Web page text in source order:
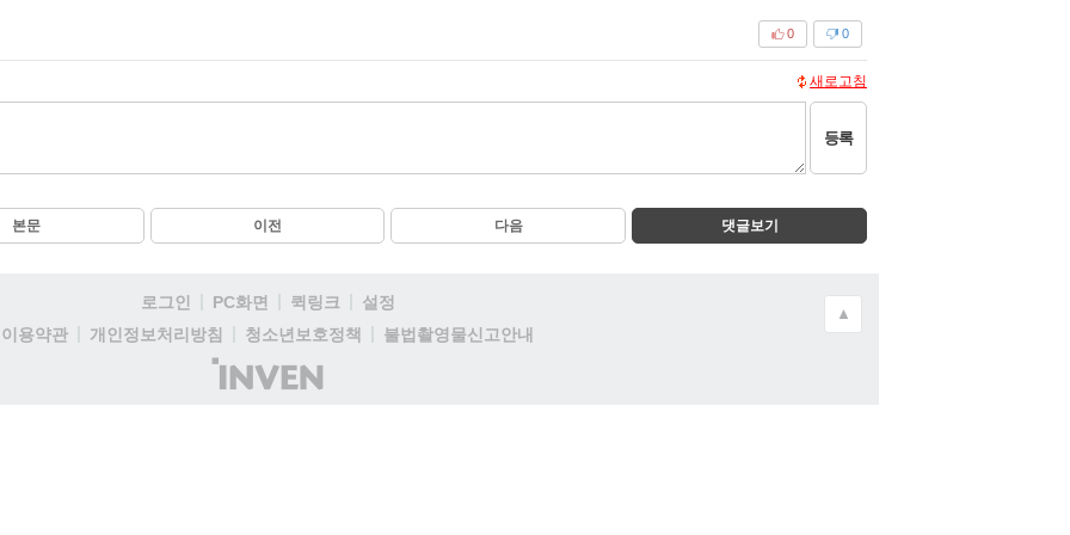
0
0
새로고침
등록
본문 이전 다음 댓글보기
로그인 PC화면 퀵링크
설정
이용약관
개인정보처리방침 청소년보호정책
불법촬영물신고안내
(주)
인
▲